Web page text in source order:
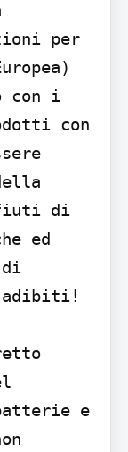
per
con i
con
di
ed
adibiti!
e